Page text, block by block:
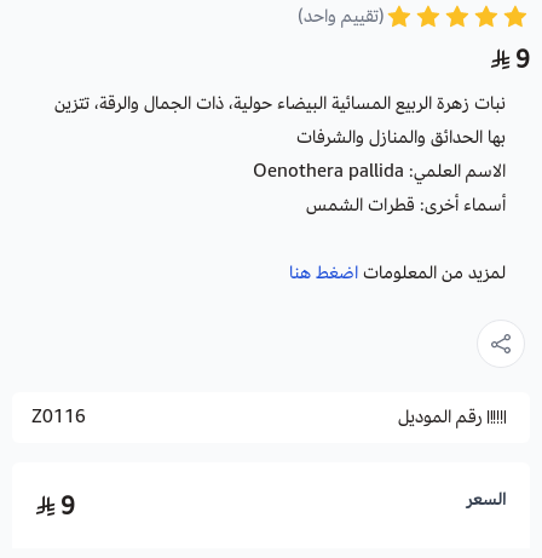
(تقييم واحد)
9
نبات زهرة الربيع المسائية البيضاء حولية، ذات الجمال والرقة، تتزين
بها الحدائق والمنازل والشرفات
الاسم العلمي: Oenothera pallida
أسماء أخرى: قطرات الشمس
لمزيد من المعلوماتاضغط هنا
رقم الموديل Z0116
السعر 9